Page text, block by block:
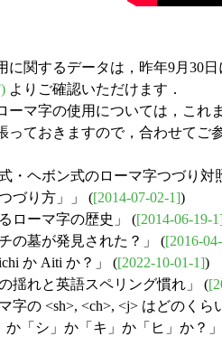
関するデータは，昨年9月30
よりご確認いただけます．
マ字の使用については，これ
ておきますので，合わせてご
・ヘボン式のローマ字つづり対
づり方」」 ([2014-07-02-1])
ローマ字の歴史」 ([2014-06-19-
の墓が発見された？」 ([2016-
か Aiti か？」 ([2022-10-01-1])
揺れと英語スペリング慣れ」 (
字の <sh>, <ch>, <j> はどのくら
「シ」か「キ」か「ヒ」か？